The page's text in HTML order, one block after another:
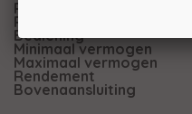
Ruitmaat breedte
Ruitmaat hoogte
Bediening
Minimaal vermogen
Maximaal vermogen
Rendement
Bovenaansluiting